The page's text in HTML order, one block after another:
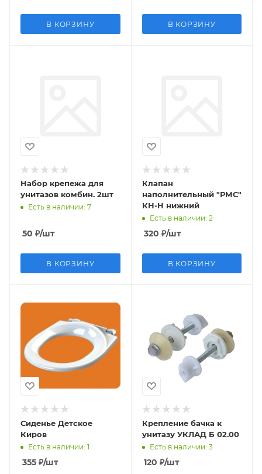
В КОРЗИНУ В КОРЗИНУ
Набор крепежа для
унитазов комбин. 2шт
Есть в наличии: 7
50 ₽/шт
В КОРЗИНУ
Клапан
наполнительный "РМС"
КН-Н нижний
Есть в наличии: 2
320 ₽/шт
В КОРЗИНУ
Сиденье Детское
Киров
Есть в наличии: 1
355 ₽/шт
Крепление бачка к
унитазу УКЛАД Б 02.00
Есть в наличии: 3
120 ₽/шт